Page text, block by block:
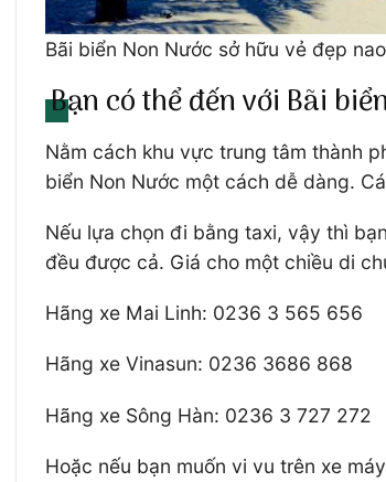
Bãi biển Non Nước sở hữu vẻ đẹp
Bạn có thể đến với Bãi
Nằm cách khu vực trung tâm thành
biển Non Nước một cách dễ dàng.
Nếu lựa chọn đi bằng taxi, vậy thì
đều được cả. Giá cho một chiều di
Hãng xe Mai Linh: 0236 3 565 656
Hãng xe Vinasun: 0236 3686 868
Hãng xe Sông Hàn: 0236 3 727 272
Hoặc nếu bạn muốn vi vu trên xe